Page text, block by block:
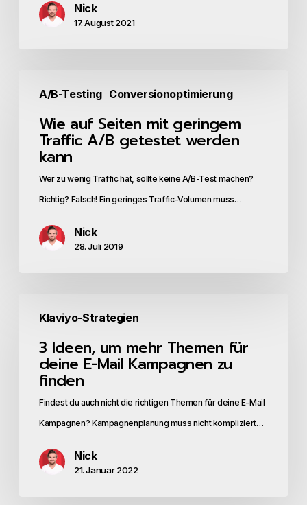
Rate
Nick
17. August 2021
A/B-Testing Conversionoptimierung
Seiten
geringem
Traffic
getestet
werden
Wie auf Seiten mit geringem
Traffic A/B getestet werden
kann
Wer zu wenig Traffic hat, sollte keine A/B-Test machen?
Richtig? Falsch! Ein geringes Traffic-Volumen muss…
Nick
28. Juli 2019
Klaviyo-Strategien
Ideen,
mehr
Themen
deine
Mail
3 Ideen, um mehr Themen für
deine E-Mail Kampagnen zu
finden
Findest du auch nicht die richtigen Themen für deine E-Mail
Kampagnen? Kampagnenplanung muss nicht kompliziert…
Nick
21. Januar 2022